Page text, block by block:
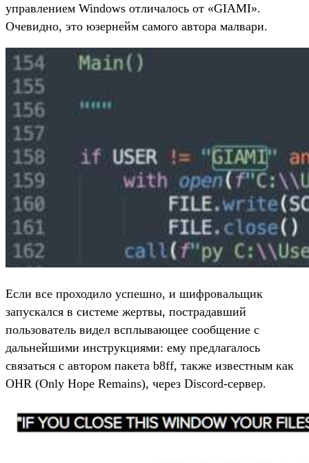
управлением Windows отличалось от «GIAMI».
Очевидно, это юзернейм самого автора малвари.
Если все проходило успешно, и шифровальщик
запускался в системе жертвы, пострадавший
пользователь видел всплывающее сообщение с
дальнейшими инструкциями: ему предлагалось
связаться с автором пакета b8ff, также известным как
OHR (Only Hope Remains), через Discord-сервер.